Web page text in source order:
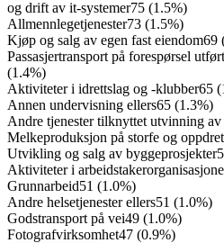
og drift av it-systemer75 (1.5%)
Allmennlegetjenester73 (1.5%)
Kjøp og salg av egen fast eiendom69
Passasjertransport på forespørsel
(1.4%)
Aktiviteter i idrettslag og -klubber65 (
Annen undervisning ellers65 (1.3%)
Andre tjenester tilknyttet utvinning av
Melkeproduksjon på storfe og
Utvikling og salg av byggeprosjekter
Aktiviteter i
Grunnarbeid51 (1.0%)
Andre helsetjenester ellers51 (1.0%)
Godstransport på vei49 (1.0%)
Fotografvirksomhet47 (0.9%)